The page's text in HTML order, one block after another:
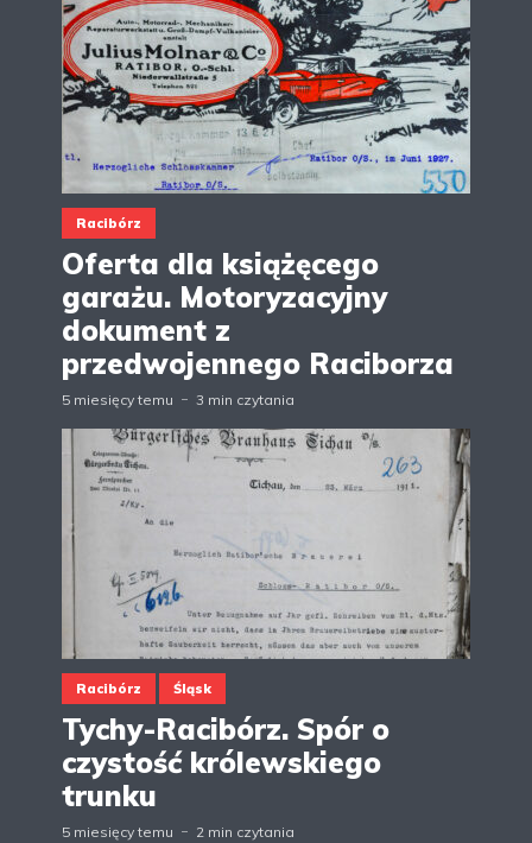
Racibórz
Oferta dla książęcego
garażu. Motoryzacyjny
dokument z
przedwojennego Raciborza
5 miesięcy temu 3 min czytania
Racibórz Śląsk
Tychy-Racibórz. Spór o
czystość królewskiego
trunku
5 miesięcy temu 2 min czytania